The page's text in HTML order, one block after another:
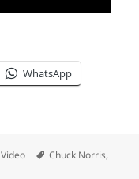
WhatsApp
Categories
Video Tags
Chuck Norris,